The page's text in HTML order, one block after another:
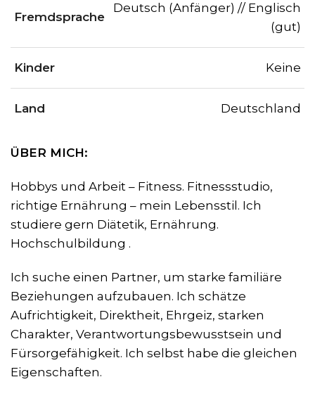
Fremdsprache
Deutsch (Anfänger) // Englisch
(gut)
Kinder Keine
Land Deutschland
ÜBER MICH:
Hobbys und Arbeit – Fitness. Fitnessstudio,
richtige Ernährung – mein Lebensstil. Ich
studiere gern Diätetik, Ernährung.
Hochschulbildung .
Ich suche einen Partner, um starke familiäre
Beziehungen aufzubauen. Ich schätze
Aufrichtigkeit, Direktheit, Ehrgeiz, starken
Charakter, Verantwortungsbewusstsein und
Fürsorgefähigkeit. Ich selbst habe die gleichen
Eigenschaften.